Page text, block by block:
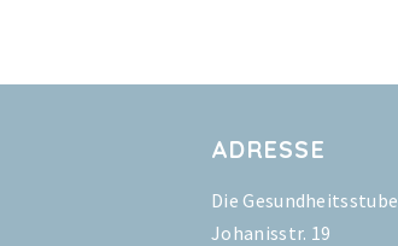
ADRESSE
Die Gesundheitsstube
Johanisstr. 19